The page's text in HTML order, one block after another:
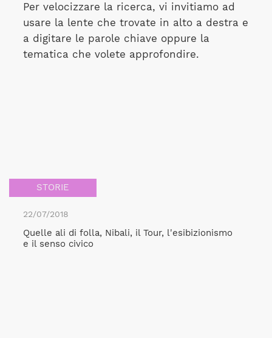
Per velocizzare la ricerca, vi invitiamo ad
usare la lente che trovate in alto a destra e
a digitare le parole chiave oppure la
tematica che volete approfondire.
STORIE
22/07/2018
Quelle ali di folla, Nibali, il Tour, l'esibizionismo
e il senso civico